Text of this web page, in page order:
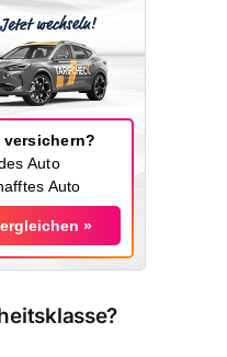
versichern?
Auto
Auto
»